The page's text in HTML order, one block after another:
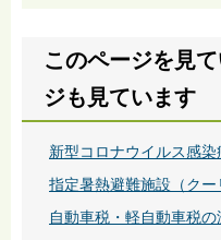
このページを見
ジも見ています
新型コロナウイルス感染
指定暑熱避難施設（ク
自動車税・軽自動車税の